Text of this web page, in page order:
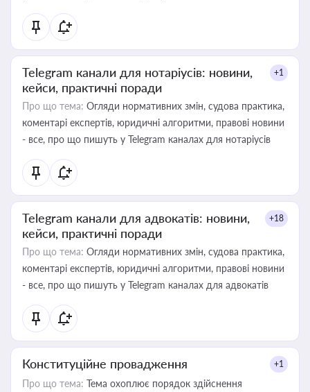
Telegram канали для нотаріусів: новини,
кейси, практичні поради
+1
Про що тема: Огляди нормативних змін, судова практика,
коментарі експертів, юридичні алгоритми, правові новини
- все, про що пишуть у Telegram каналах для нотаріусів
Telegram канали для адвокатів: новини,
кейси, практичні поради
+18
Про що тема: Огляди нормативних змін, судова практика,
коментарі експертів, юридичні алгоритми, правові новини
- все, про що пишуть у Telegram каналах для адвокатів
Конституційне провадження +1
Про що тема: Тема охоплює порядок здійснення